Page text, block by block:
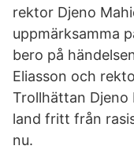
rektor Djeno
uppmärksamma
bero på
Eliasson och
Trollhättan Djeno
land fritt från
nu.